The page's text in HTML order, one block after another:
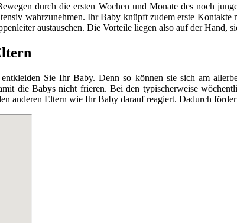
durch die ersten Wochen und Monate des noch
wahrzunehmen. Ihr Baby knüpft zudem erste
austauschen. Die Vorteile liegen also auf der Hand,
Sie Ihr Baby. Denn so können sie sich am
die Babys nicht frieren. Bei den typischerweise
anderen Eltern wie Ihr Baby darauf reagiert. Dadurch